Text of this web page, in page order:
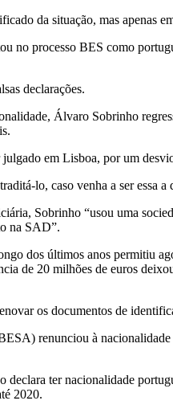
da situação, mas apenas
no processo BES como
declarações.
Álvaro Sobrinho
em Lisboa, por um
lo, caso venha a ser essa a
Sobrinho “usou uma
na SAD”.
dos últimos anos permitiu
de 20 milhões de euros
os documentos de
renunciou à
ter nacionalidade
2020.